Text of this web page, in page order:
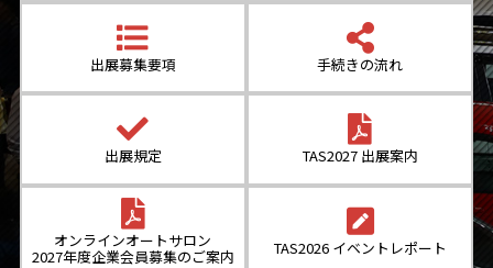
出展募集要項 手続きの流れ
出展規定 TAS2027 出展案内
オンラインオートサロン
2027年度企業会員募集のご案内 TAS2026 イベントレポート